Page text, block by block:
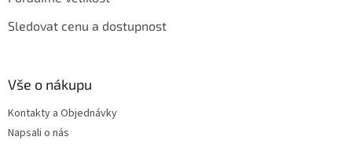
Sledovat cenu a dostupnost
Vše o nákupu
Kontakty a Objednávky
Napsali o nás